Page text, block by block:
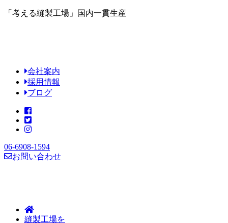
「考える縫製工場」国内一貫生産
会社案内
採用情報
ブログ
06-6908-1594
お問い合わせ
縫製工場を